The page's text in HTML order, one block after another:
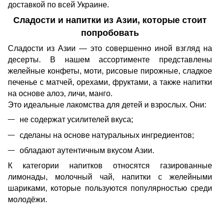
доставкой по всей Украине.
Сладости и напитки из Азии, которые стоит
попробовать
Сладости из Азии — это совершенно иной взгляд на
десерты. В нашем ассортименте представлены
желейные конфеты, моти, рисовые пирожные, сладкое
печенье с матчей, орехами, фруктами, а также напитки
на основе алоэ, личи, манго.
Это идеальные лакомства для детей и взрослых. Они:
не содержат усилителей вкуса;
сделаны на основе натуральных ингредиентов;
обладают аутентичным вкусом Азии.
К категории напитков относятся газированные
лимонады, молочный чай, напитки с желейными
шариками, которые пользуются популярностью среди
молодёжи.